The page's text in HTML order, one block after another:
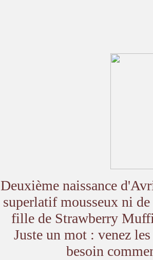
Deuxième naissance
superlatif mousseux ni
fille de Strawberry
Juste un mot : venez
besoin